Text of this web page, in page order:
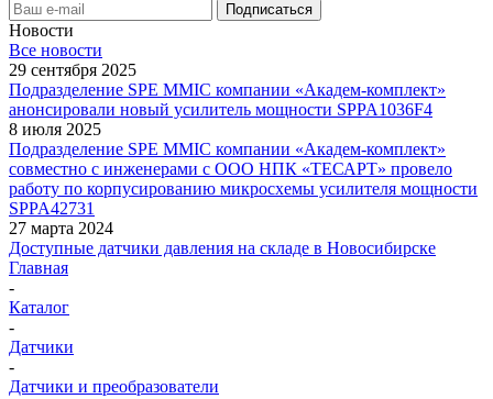
Новости
Все новости
29 сентября 2025
Подразделение SPE MMIC компании «Академ-комплект»
анонсировали новый усилитель мощности SPPA1036F4
8 июля 2025
Подразделение SPE MMIC компании «Академ-комплект»
совместно с инженерами с ООО НПК «ТЕСАРТ» провело
работу по корпусированию микросхемы усилителя мощности
SPPA42731
27 марта 2024
Доступные датчики давления на складе в Новосибирске
Главная
-
Каталог
-
Датчики
-
Датчики и преобразователи